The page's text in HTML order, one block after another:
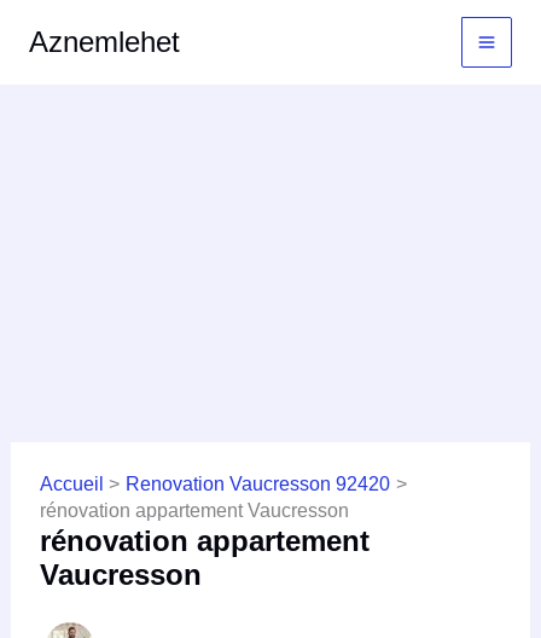
Aznemlehet
Accueil
Renovation Vaucresson 92420
rénovation appartement Vaucresson
rénovation appartement
Vaucresson